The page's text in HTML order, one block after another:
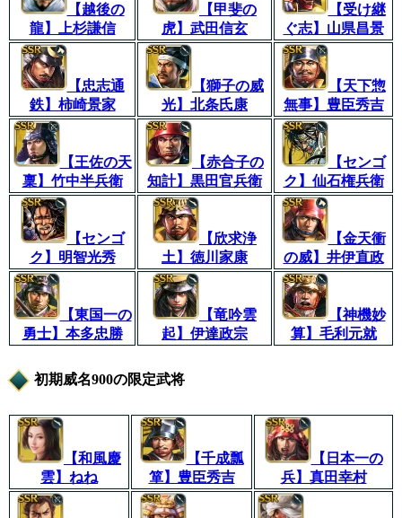
【越後の
龍】上杉謙信
【甲斐の
虎】武田信玄
【受け継
ぐ志】山県昌景
【忠志通
鉄】柿崎景家
【獅子の威
光】北条氏康
【天下惣
無事】豊臣秀吉
【王佐の天
稟】竹中半兵衛
【赤合子の
知計】黒田官兵衛
【センゴ
ク】仙石権兵衛
【センゴ
ク】明智光秀
【欣求浄
土】徳川家康
【金天衝
の威】井伊直政
【東国一の
勇士】本多忠勝
【竜吟雲
起】伊達政宗
【神機妙
算】毛利元就
初期威名900の限定武将
【和風慶
雲】ねね
【千成瓢
箪】豊臣秀吉
【日本一の
兵】真田幸村